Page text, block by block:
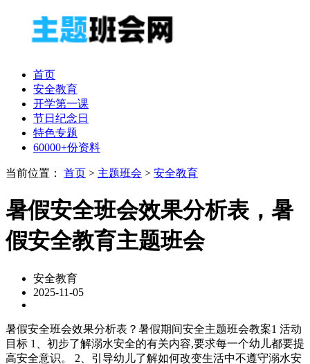
首页
安全教育
开学第一课
节日纪念日
特色专题
60000+份资料
当前位置： 首页 > 主题班会 > 安全教育
暑假安全班会效果分析表，暑
假安全教育主题班会
安全教育
2025-11-05
暑假安全班会效果分析表？暑假期间安全主题班会教案1 活动
目标 1、初步了解溺水安全的有关内容,要求每一个幼儿都要提
高安全意识。 2、引导幼儿了解如何改变生活中不遵守溺水安